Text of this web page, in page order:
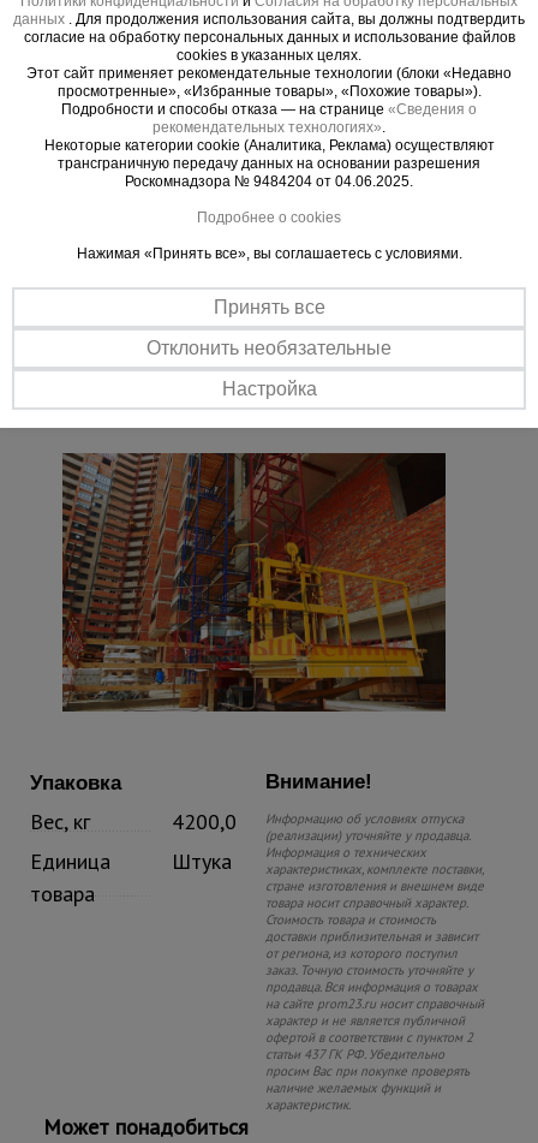
Используется в качестве элемента транспортной
сети крупного склада или подъема
крупногабаритных грузов на строящийся или
ремонтируемый объект. Подъемник мачтовый
одностоечный секционный снабжен:
ограничителем грузоподъемности;
автоматическим тормозом; ловителем, концевым
выключателем; блокировкой выкатной
платформы. Возможна поставка другой
Важные преимущества –
эффективная работа
Упаковка
Вес, кг
4200,0
Единица
товара
Штука
Внимание!
Информацию об условиях отпуска
(реализации) уточняйте у продавца.
Информация о технических
характеристиках, комплекте поставки,
стране изготовления и внешнем виде
товара носит справочный характер.
Стоимость товара и стоимость
доставки приблизительная и зависит
от региона, из которого поступил
заказ. Точную стоимость уточняйте у
продавца. Вся информация о товарах
на сайте prom23.ru носит справочный
характер и не является публичной
офертой в соответствии с пунктом 2
статьи 437 ГК РФ. Убедительно
просим Вас при покупке проверять
наличие желаемых функций и
характеристик.
Может понадобиться
данных
. Для продолжения использования сайта, вы должны подтвердить
согласие на обработку персональных данных и использование файлов
cookies в указанных целях.
Этот сайт применяет рекомендательные технологии (блоки «Недавно
просмотренные», «Избранные товары», «Похожие товары»).
Подробности и способы отказа — на странице «Сведения о
рекомендательных технологиях»
Некоторые категории cookie (Аналитика, Реклама) осуществляют
трансграничную передачу данных на основании разрешения
Роскомнадзора № 9484204 от 04.06.2025.
Подробнее о cookies
Нажимая «Принять все», вы соглашаетесь с условиями.
Принять все
Отклонить необязательные
Настройка